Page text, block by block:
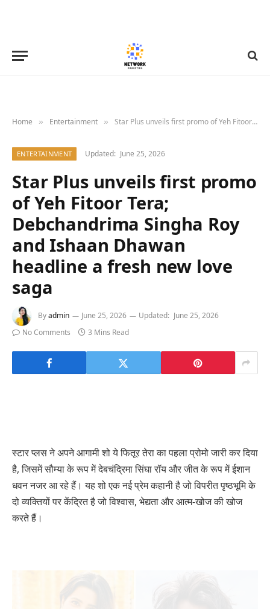
Home » Entertainment » Star Plus unveils first promo of Yeh Fitoor Tera; Debchandrima Singha Roy and Ishaan Dhawan headline a fresh new love saga
ENTERTAINMENT Updated: June 25, 2026
Star Plus unveils first promo
of Yeh Fitoor Tera;
Debchandrima Singha Roy
and Ishaan Dhawan
headline a fresh new love
saga
Byadmin June 25, 2026 Updated: June 25, 2026
No Comments
3 Mins Read
स्टार प्लस ने अपने आगामी शो ये फितूर तेरा का पहला प्रोमो जारी कर दिया
है, जिसमें सौम्या के रूप में देबचंद्रिमा सिंघा रॉय और जीत के रूप में ईशान
धवन नजर आ रहे हैं। यह शो एक नई प्रेम कहानी है जो विपरीत पृष्ठभूमि के
दो व्यक्तियों पर केंद्रित है जो विश्वास, भेद्यता और आत्म-खोज की खोज
करते हैं।